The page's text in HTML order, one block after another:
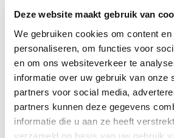
Deze website maakt gebruik van
We gebruiken cookies om content
personaliseren, om functies voor
en om ons websiteverkeer te
informatie over uw gebruik van onze
partners voor social media,
partners kunnen deze gegevens
informatie die u aan ze heeft
verzameld op basis van uw gebruik